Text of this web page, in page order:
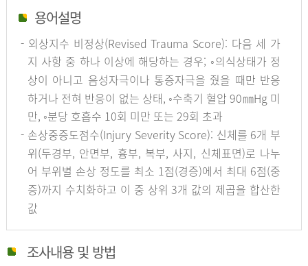
용어설명
- 외상지수 비정상(Revised Trauma Score): 다음 세 가
지 사항 중 하나 이상에 해당하는 경우; ◦의식상태가 정
상이 아니고 음성자극이나 통증자극을 줬을 때만 반응
하거나 전혀 반응이 없는 상태, ◦수축기 혈압 90㎜Hg 미
만, ◦분당 호흡수 10회 미만 또는 29회 초과
- 손상중증도점수(Injury Severity Score): 신체를 6개 부
위(두경부, 안면부, 흉부, 복부, 사지, 신체표면)로 나누
어 부위별 손상 정도를 최소 1점(경증)에서 최대 6점(중
증)까지 수치화하고 이 중 상위 3개 값의 제곱을 합산한
값
조사내용 및 방법